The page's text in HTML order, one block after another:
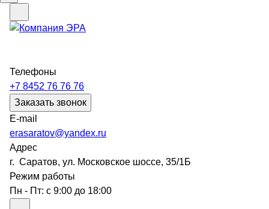
Телефоны
+7 8452 76 76 76
Заказать звонок
E-mail
erasaratov@yandex.ru
Адрес
г. Саратов, ул. Московское шоссе, 35/1Б
Режим работы
Пн - Пт: с 9:00 до 18:00